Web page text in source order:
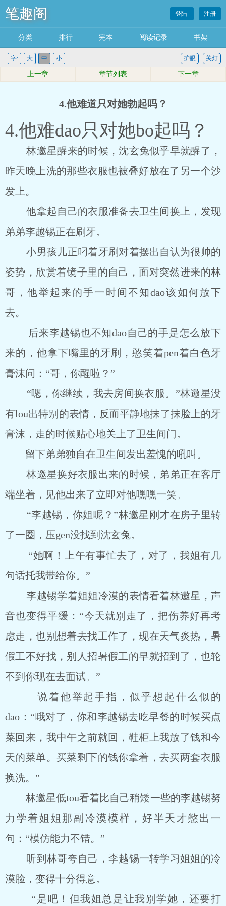
笔趣阁 登陆 注册
分类 排行 完本 阅读记录 书架
字: 大 中 小 关灯
护眼
上一章 章节列表 下一章
4.他难道只对她勃起吗？
4.他难dao只对她bo起吗？
林邀星醒来的时候，沈玄兔似乎早就醒了，
昨天晚上洗的那些衣服也被叠好放在了另一个沙
发上。
他拿起自己的衣服准备去卫生间换上，发现
弟弟李越锡正在刷牙。
小男孩儿正叼着牙刷对着摆出自认为很帅的
姿势，欣赏着镜子里的自己，面对突然进来的林
哥，他举起来的手一时间不知dao该如何放下
去。
后来李越锡也不知dao自己的手是怎么放下
来的，他拿下嘴里的牙刷，憨笑着pen着白色牙
膏沫问：“哥，你醒啦？”
“嗯，你继续，我去房间换衣服。”林邀星没
有lou出特别的表情，反而平静地抹了抹脸上的牙
膏沫，走的时候贴心地关上了卫生间门。
留下弟弟独自在卫生间发出羞愧的吼叫。
林邀星换好衣服出来的时候，弟弟正在客厅
端坐着，见他出来了立即对他嘿嘿一笑。
“李越锡，你姐呢？”林邀星刚才在房子里转
了一圈，压gen没找到沈玄兔。
“她啊！上午有事忙去了，对了，我姐有几
句话托我带给你。”
李越锡学着姐姐冷漠的表情看着林邀星，声
音也变得平缓：“今天就别走了，把伤养好再考
虑走，也别想着去找工作了，现在天气炎热，暑
假工不好找，别人招暑假工的早就招到了，也轮
不到你现在去面试。”
说着他举起手指，似乎想起什么似的
dao：“哦对了，你和李越锡去吃早餐的时候买点
菜回来，我中午之前就回，鞋柜上我放了钱和今
天的菜单。买菜剩下的钱你拿着，去买两套衣服
换洗。”
林邀星低tou看着比自己稍矮一些的李越锡努
力学着姐姐那副冷漠模样，好半天才憋出一
句：“模仿能力不错。”
听到林哥夸自己，李越锡一转学习姐姐的冷
漠脸，变得十分得意。
“是吧！但我姐总是让我别学她，还要打